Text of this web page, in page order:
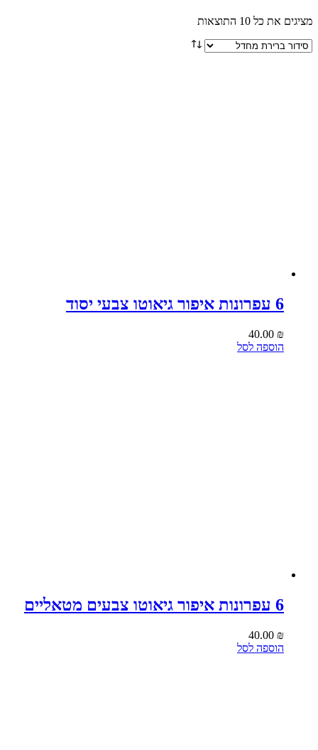
מציגים את כל ⁦10⁩ התוצאות
6 עפרונות איפור גיאוטו צבעי יסוד
40.00 ₪
הוספה לסל
6 עפרונות איפור גיאוטו צבעים מטאליים
40.00 ₪
הוספה לסל